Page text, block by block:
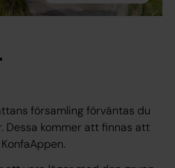
församling förväntas du
kommer att finnas att